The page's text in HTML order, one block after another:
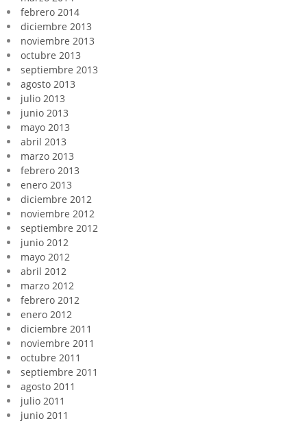
febrero 2014
diciembre 2013
noviembre 2013
octubre 2013
septiembre 2013
agosto 2013
julio 2013
junio 2013
mayo 2013
abril 2013
marzo 2013
febrero 2013
enero 2013
diciembre 2012
noviembre 2012
septiembre 2012
junio 2012
mayo 2012
abril 2012
marzo 2012
febrero 2012
enero 2012
diciembre 2011
noviembre 2011
octubre 2011
septiembre 2011
agosto 2011
julio 2011
junio 2011